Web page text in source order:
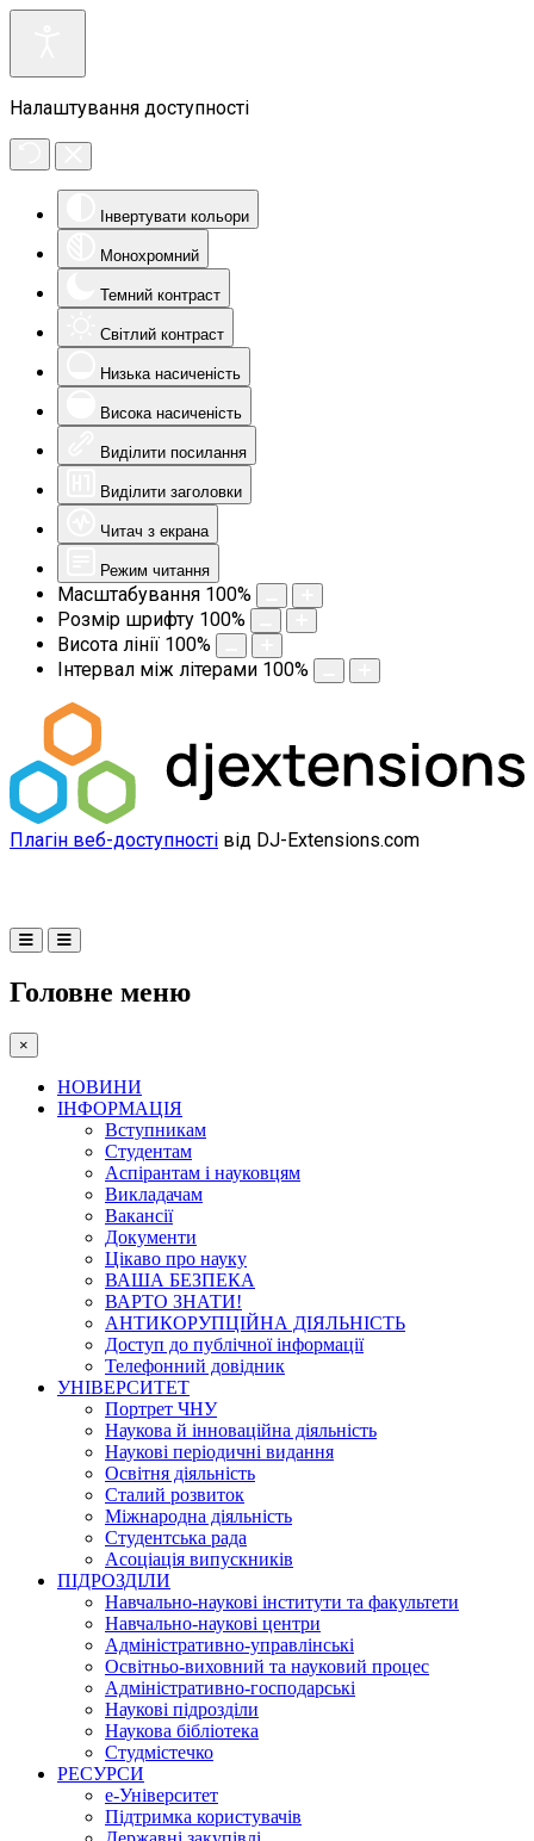
Налаштування доступності
Інвертувати кольори
Монохромний
Темний контраст
Світлий контраст
Низька насиченість
Висока насиченість
Виділити посилання
Виділити заголовки
Читач з екрана
Режим читання
Масштабування 100%
Розмір шрифту 100%
Висота лінії 100%
Інтервал між літерами 100%
Плагін веб-доступності від DJ-Extensions.com
Головне меню
×
НОВИНИ
ІНФОРМАЦІЯ
Вступникам
Студентам
Аспірантам і науковцям
Викладачам
Вакансії
Документи
Цікаво про науку
ВАША БЕЗПЕКА
ВАРТО ЗНАТИ!
АНТИКОРУПЦІЙНА ДІЯЛЬНІСТЬ
Доступ до публічної інформації
Телефонний довідник
УНІВЕРСИТЕТ
Портрет ЧНУ
Наукова й інноваційна діяльність
Наукові періодичні видання
Освітня діяльність
Сталий розвиток
Міжнародна діяльність
Студентська рада
Асоціація випускників
ПІДРОЗДІЛИ
Навчально-наукові інститути та факультети
Навчально-наукові центри
Адміністративно-управлінські
Освітньо-виховний та науковий процес
Адміністративно-господарські
Наукові підрозділи
Наукова бібліотека
Студмістечко
РЕСУРСИ
е-Університет
Підтримка користувачів